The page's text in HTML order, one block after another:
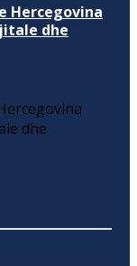
Hercegovina
dhe
dhe